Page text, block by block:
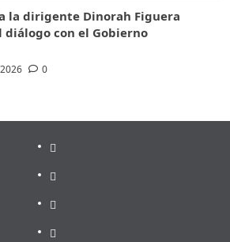
la dirigente Dinorah Figuera
con el Gobierno
0